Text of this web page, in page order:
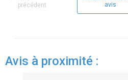
précédent
avis
Avis à proximité :